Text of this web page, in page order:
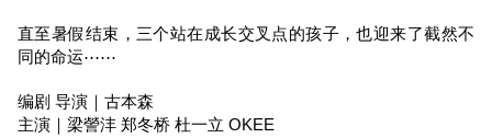
直至暑假结束，三个站在成长交叉点的孩子，也迎来了截然不
同的命运⋯⋯
编剧 导演｜古本森
主演｜梁謍沣 郑冬桥 杜一立 OKEE